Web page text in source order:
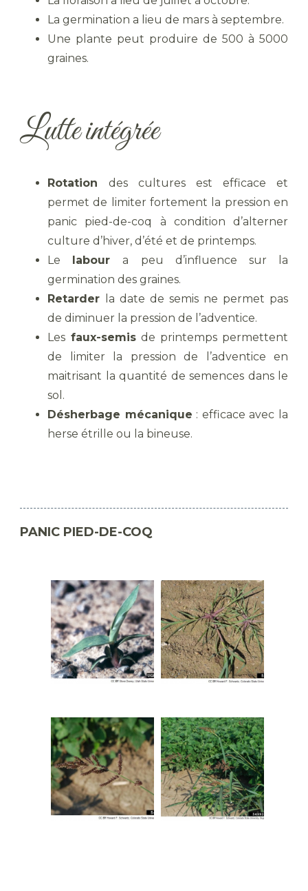
La germination a lieu de mars à septembre.
Une plante peut produire de 500 à 5000
graines.
Lutte intégrée
Rotation des cultures est efficace et
permet de limiter fortement la pression en
panic pied-de-coq à condition d’alterner
culture d’hiver, d’été et de printemps.
Le laboura peu d’influence sur la
germination des graines.
Retarder
la date de semis ne permet pas
de diminuer la pression de l’adventice.
Les faux-semis de printemps permettent
de limiter la pression de l’adventice en
maitrisant la quantité de semences dans le
sol.
Désherbage mécanique : efficace avec la
herse étrille ou la bineuse.
PANIC PIED-DE-COQ